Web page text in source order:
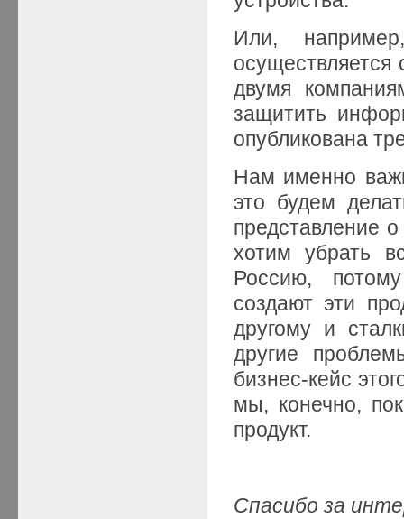
Или,
осуществляется
двумя
защитить
опубликована
Нам именно
это будем
представление
хотим убрать
Россию,
создают эти
другому и
другие
бизнес-кейс
мы, конечно,
продукт.
Спасибо за